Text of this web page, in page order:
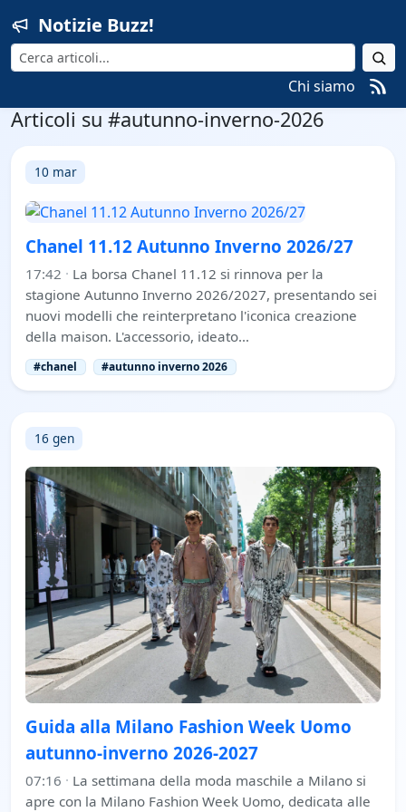
Notizie Buzz!
Cerca
Chi siamo
Articoli su #autunno-inverno-2026
10 mar
Chanel 11.12 Autunno Inverno 2026/27
17:42 · La borsa Chanel 11.12 si rinnova per la
stagione Autunno Inverno 2026/2027, presentando sei
nuovi modelli che reinterpretano l'iconica creazione
della maison. L'accessorio, ideato…
#chanel #autunno inverno 2026
16 gen
Guida alla Milano Fashion Week Uomo
autunno-inverno 2026-2027
07:16 · La settimana della moda maschile a Milano si
apre con la Milano Fashion Week Uomo, dedicata alle